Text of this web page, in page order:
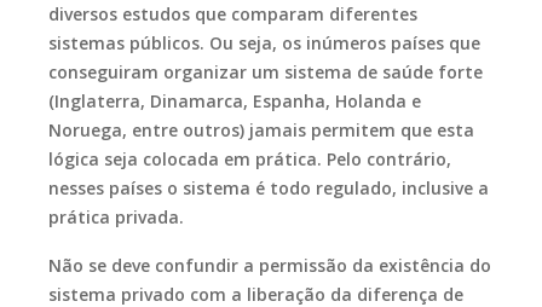
diversos estudos que comparam diferentes
sistemas públicos. Ou seja, os inúmeros países que
conseguiram organizar um sistema de saúde forte
(Inglaterra, Dinamarca, Espanha, Holanda e
Noruega, entre outros) jamais permitem que esta
lógica seja colocada em prática. Pelo contrário,
nesses países o sistema é todo regulado, inclusive a
prática privada.
Não se deve confundir a permissão da existência do
sistema privado com a liberação da diferença de